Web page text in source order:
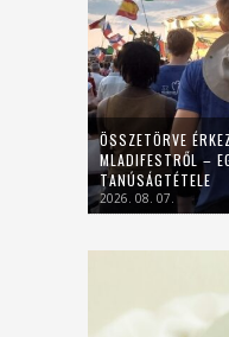
ÖSSZETÖRVE
MLADIFESTRŐL –
TANÚSÁGTÉTELE
2026. 08. 07.